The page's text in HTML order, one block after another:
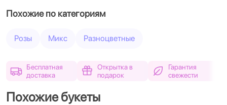
Похожие по категориям
Розы Микс Разноцветные
Бесплатная
доставка
Открытка в
подарок
Гарантия
свежести
Похожие букеты